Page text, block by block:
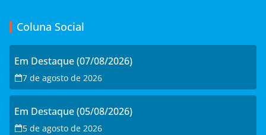
Coluna Social
Em Destaque (07/08/2026)
7 de agosto de 2026
Em Destaque (05/08/2026)
5 de agosto de 2026